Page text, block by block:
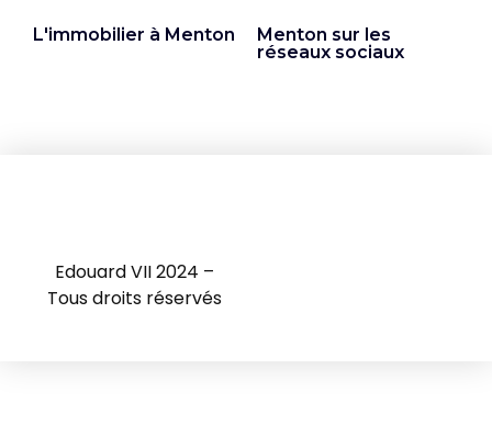
L'immobilier à Menton
Menton sur les
réseaux sociaux
Edouard VII 2024 –
Tous droits réservés